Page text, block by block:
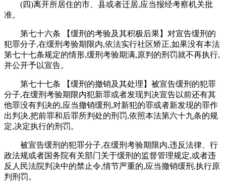
(四)离开所居住的市、县或者迁居,应当报经考察机关批
准。
第七十六条 【缓刑的考验及其积极后果】对宣告缓刑的
犯罪分子,在缓刑考验期限内,依法实行社区矫正,如果没有本法
第七十七条规定的情形,缓刑考验期满,原判的刑罚就不再执行,
并公开予以宣告。
第七十七条 【缓刑的撤销及其处理】被宣告缓刑的犯罪
分子,在缓刑考验期限内犯新罪或者发现判决宣告以前还有其
他罪没有判决的,应当撤销缓刑,对新犯的罪或者新发现的罪作
出判决,把前罪和后罪所判处的刑罚,依照本法第六十九条的规
定,决定执行的刑罚。
被宣告缓刑的犯罪分子,在缓刑考验期限内,违反法律、行
政法规或者国务院有关部门关于缓刑的监督管理规定,或者违
反人民法院判决中的禁止令,情节严重的,应当撤销缓刑,执行原
判刑罚。